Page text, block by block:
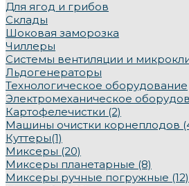
Для ягод и грибов
Склады
Шоковая заморозка
Чиллеры
Системы вентиляции и
Льдогенераторы
Технологическое оборудование
Электромеханическое
Картофелечистки (2)
Машины очистки корнеплодов
Куттеры(1)
Миксеры (20)
Миксеры планетарные (8)
Миксеры ручные погружные (12)